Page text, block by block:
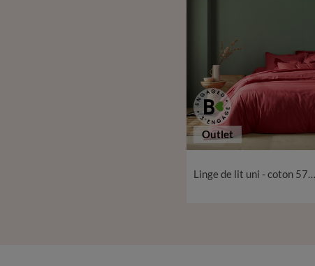
Outlet
Linge de lit uni - coton 57 fils/cm²